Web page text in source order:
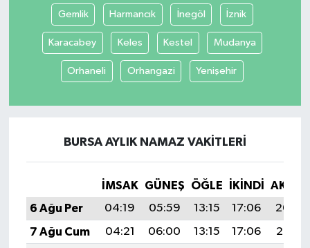
Gemlik Harmancık İnegöl İznik
Karacabey Keles Kestel Mudanya
Orhaneli Orhangazi Yenişehir
BURSA AYLIK NAMAZ VAKITLERI
İMSAK GÜNEŞ ÖĞLE İKINDI
6 Ağu Per
04:19 05:59 13:15 17:06
20:20
7 Ağu Cum
04:21 06:00 13:15 17:06
20:19